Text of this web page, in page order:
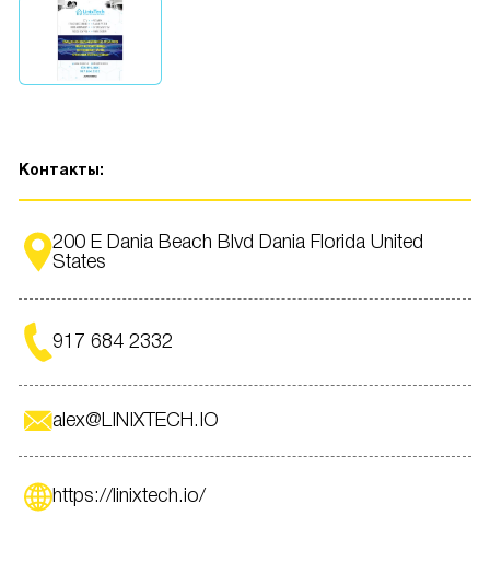
Контакты:
200 E Dania Beach Blvd Dania Florida United
States
917 684 2332
alex@LINIXTECH.IO
https://linixtech.io/